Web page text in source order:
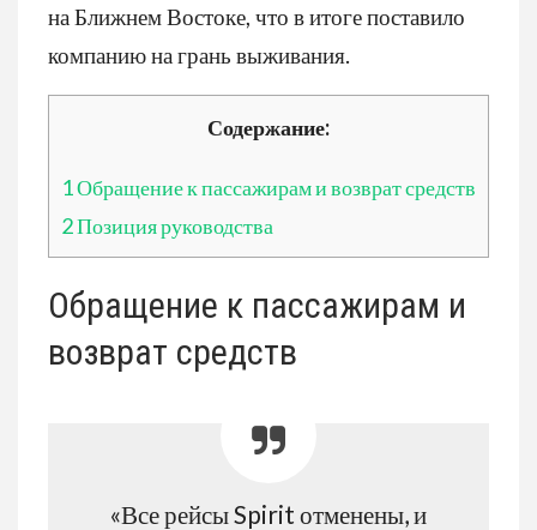
на Ближнем Востоке, что в итоге поставило
компанию на грань выживания.
Содержание:
1Обращение к пассажирам и возврат средств
2Позиция руководства
Обращение к пассажирам и
возврат средств
«Все рейсы Spirit отменены, и